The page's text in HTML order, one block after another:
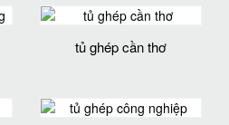
tủ ghép cần thơ